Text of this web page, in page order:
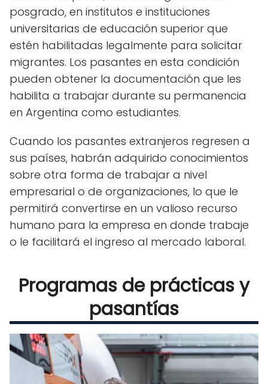
posgrado, en institutos e instituciones
universitarias de educación superior que
estén habilitadas legalmente para solicitar
migrantes. Los pasantes en esta condición
pueden obtener la documentación que les
habilita a trabajar durante su permanencia
en Argentina como estudiantes.
Cuando los pasantes extranjeros regresen a
sus países, habrán adquirido conocimientos
sobre otra forma de trabajar a nivel
empresarial o de organizaciones, lo que le
permitirá convertirse en un valioso recurso
humano para la empresa en donde trabaje
o le facilitará el ingreso al mercado laboral.
Programas de prácticas y
pasantías